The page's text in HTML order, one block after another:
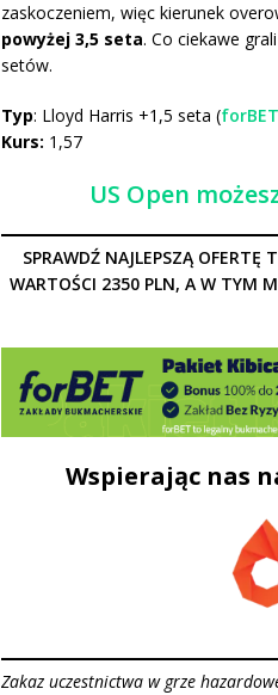
zaskoczeniem, więc kierunek
powyżej 3,5 seta. Co ciekawe
setów.
Typ: Lloyd Harris +1,5 seta (forBET
Kurs: 1,57
US Open
SPRAWDŹ NAJLEPSZĄ
WARTOŚCI 2350 PLN, A W TYM
Wspierając nas
Zakaz uczestnictwa w grze